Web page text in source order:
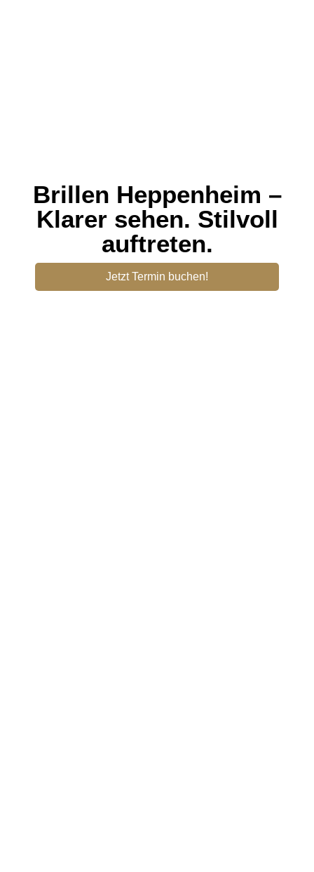
Brillen Heppenheim –
Klarer sehen. Stilvoll
auftreten.
Jetzt Termin buchen!